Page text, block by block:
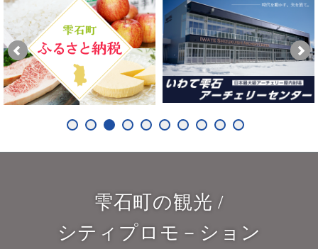
雫石町の観光 /
シティプロモ－ション